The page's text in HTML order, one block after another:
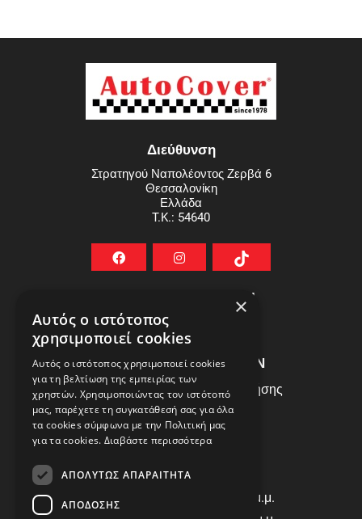
Διεύθυνση
Στρατηγού Ναπολέοντος Ζερβά 6
Θεσσαλονίκη
Ελλάδα
T.K.: 54640
ΧΡΗΣΙΜΟΙ ΣΥΝΔΕΣΜΟΙ
ΣΥΧΝEΣ ΕΡΩΤHΣΕΙΣ
ΕΞΥΠΗΡΕΤΗΣΗ ΠΕΛΑΤΩΝ
Πολιτική Δεδομένων - Όροι Χρήσης
Πολιτική Επιστροφών
Όροι Χρήσης
ΩΡΑΡΙΟ ΛΕΙΤΟΥΡΓΙΑΣ
Δ | Τ | Τ | Π: 8:00 π.μ. - 18:00 μ.μ.
×
Αυτός ο ιστότοπος
χρησιμοποιεί cookies
Αυτός ο ιστότοπος χρησιμοποιεί cookies
για τη βελτίωση της εμπειρίας των
χρηστών. Χρησιμοποιώντας τον ιστότοπό
μας, παρέχετε τη συγκατάθεσή σας για όλα
τα cookies σύμφωνα με την Πολιτική μας
για τα cookies. Διαβάστε περισσότερα
ΑΠΟΛΎΤΩΣ ΑΠΑΡΑΊΤΗΤΑ
ΑΠΌΔΟΣΗΣ